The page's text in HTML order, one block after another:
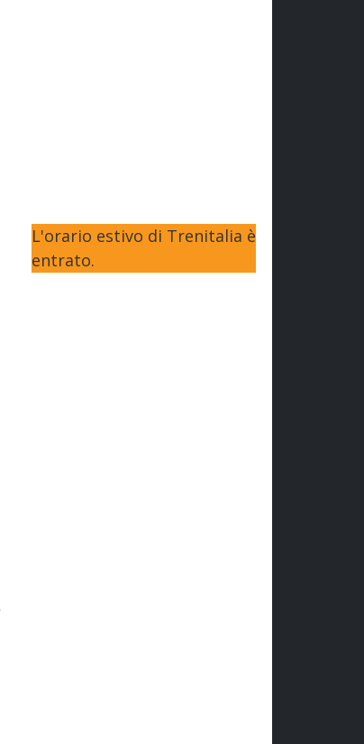
L'orario estivo di Trenitalia è
entrato.